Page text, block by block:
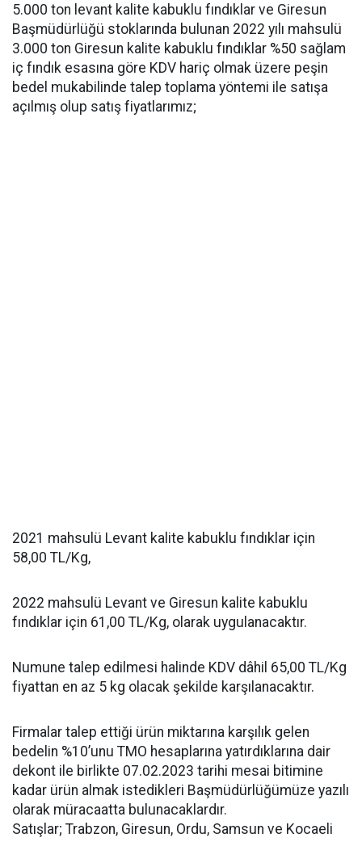
5.000 ton levant kalite kabuklu fındıklar ve Giresun
Başmüdürlüğü stoklarında bulunan 2022 yılı mahsulü
3.000 ton Giresun kalite kabuklu fındıklar %50 sağlam
iç fındık esasına göre KDV hariç olmak üzere peşin
bedel mukabilinde talep toplama yöntemi ile satışa
açılmış olup satış fiyatlarımız;
2021 mahsulü Levant kalite kabuklu fındıklar için
58,00 TL/Kg,
2022 mahsulü Levant ve Giresun kalite kabuklu
fındıklar için 61,00 TL/Kg, olarak uygulanacaktır.
Numune talep edilmesi halinde KDV dâhil 65,00 TL/Kg
fiyattan en az 5 kg olacak şekilde karşılanacaktır.
Firmalar talep ettiği ürün miktarına karşılık gelen
bedelin %10’unu TMO hesaplarına yatırdıklarına dair
dekont ile birlikte 07.02.2023 tarihi mesai bitimine
kadar ürün almak istedikleri Başmüdürlüğümüze yazılı
olarak müracaatta bulunacaklardır.
Satışlar; Trabzon, Giresun, Ordu, Samsun ve Kocaeli